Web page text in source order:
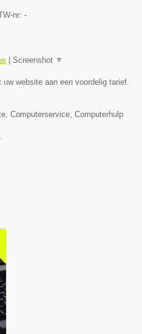
nr: -
| Screenshot ▼
website aan een voordelig tarief.
Computerservice, Computerhulp